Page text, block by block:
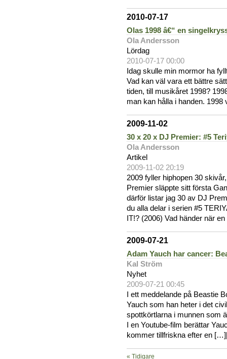
2010-07-17
Olas 1998 â€“ en
Ola Andersson
Lördag
2010-07-17 00:00
Idag skulle min mormor ha
Vad kan väl vara ett bättre
tiden, till musikåret 1998?
man kan hålla i handen.
2009-11-02
30 x 20 x DJ Premier: #5
Ola Andersson
Artikel
2009-11-02 20:19
2009 fyller hiphopen 30
Premier släppte sitt första
därför listar jag 30 av DJ
du alla delar i serien #5
IT!? (2006) Vad händer när
2009-07-21
Adam Yauch har cancer:
Kal Ström
Nyhet
2009-07-21 00:45
I ett meddelande på Beastie
Yauch som han heter i det
spottkörtlarna i munnen som
I en Youtube-film berättar
kommer tillfriskna efter en
« Tidigare